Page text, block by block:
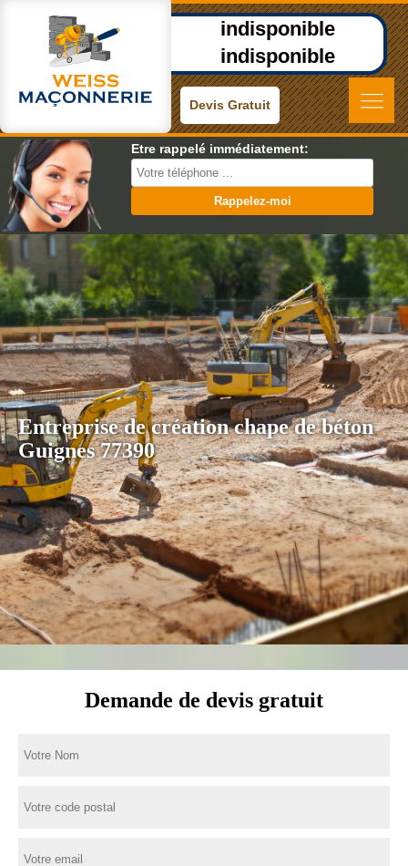
indisponible
indisponible
Devis Gratuit
Etre rappelé immédiatement:
Entreprise de création chape de béton
Guignes 77390
Demande de devis gratuit